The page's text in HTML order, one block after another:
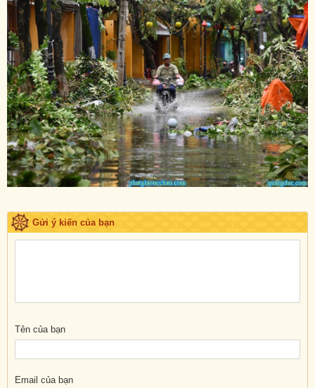
Gửi ý kiến của bạn
Tên của bạn
Email của bạn